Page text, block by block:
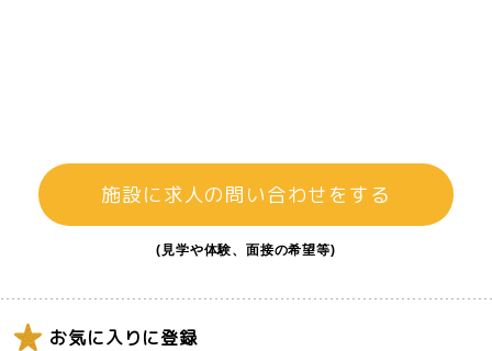
施設に求人の問い合わせをする
(見学や体験、面接の希望等)
お気に入りに登録